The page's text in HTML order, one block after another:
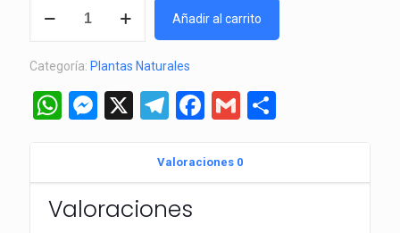
Difformis
cantidad
Añadir al carrito
Categoría: Plantas Naturales
WhatsApp
Messenger
X Telegram
Facebook
Gmail
Valoraciones 0
Valoraciones